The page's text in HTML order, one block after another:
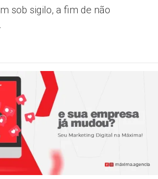
sob sigilo, a fim de não